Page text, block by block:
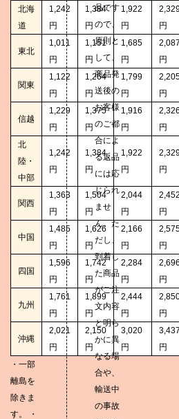
北海
道
1,242
円
1,384
円
1,922
円
円
東北
1,011
円
1,151
円
1,685
円
円
関東
1,122
円
1,264
円
1,799
円
円
信越
1,229
円
1,375
円
1,916
円
円
北
陸・
中部
1,242
円
1,384
円
1,922
円
円
関西
1,363
円
1,504
円
2,044
円
円
中国
1,485
円
1,626
円
2,166
円
円
四国
1,596
円
1,742
円
2,284
円
円
九州
1,761
円
1,899
円
2,444
円
円
沖縄
2,021
円
2,150
円
3,020
円
円
・一部
離島を
除きま
す。 ・
品です
ので、
原則と
して、
商品発
送後の
お客様
のご都
合によ
る返品
には応
じられ
ませ
ん。た
だし、
到着し
た商品
がご注
文内容
と明ら
かに異
なる場
合や、
輸送中
の事故